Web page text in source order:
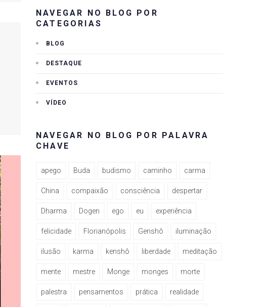
NAVEGAR NO BLOG POR
CATEGORIAS
BLOG
DESTAQUE
EVENTOS
VÍDEO
NAVEGAR NO BLOG POR PALAVRA
CHAVE
apego Buda budismo caminho carma
China compaixão consciência despertar
Dharma Dogen ego eu experiência
felicidade Florianópolis Genshô iluminação
ilusão karma kenshô liberdade meditação
mente mestre Monge monges morte
palestra pensamentos prática realidade